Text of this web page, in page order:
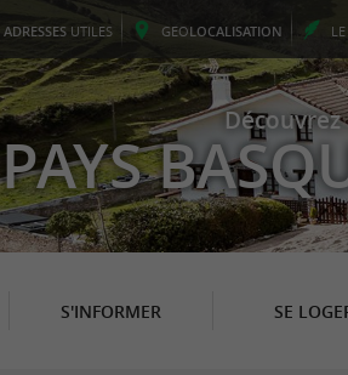
ADRESSES UTILES GEOLOCALISATION LE
Découvrez
PAYS
S'INFORMER SE